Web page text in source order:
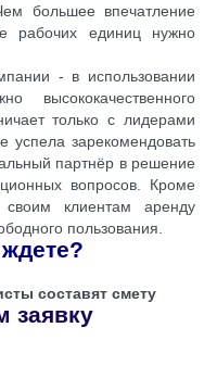
большее впечатление
рабочих единиц нужно
- в использовании
высококачественного
только с лидерами
успела зарекомендовать
партнёр в решение
вопросов. Кроме
клиентам аренду
пользования.
составят смету
заявку